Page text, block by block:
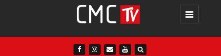
Toggle